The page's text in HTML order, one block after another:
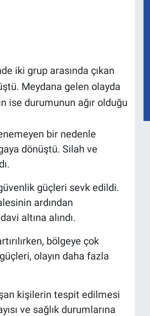
iki grup arasında çıkan
Meydana gelen olayda
ise durumunun ağır olduğu
bir nedenle
dönüştü. Silah ve
güçleri sevk edildi.
ardından
altına alındı.
bölgeye çok
olayın daha fazla
kişilerin tespit edilmesi
ve sağlık durumlarına